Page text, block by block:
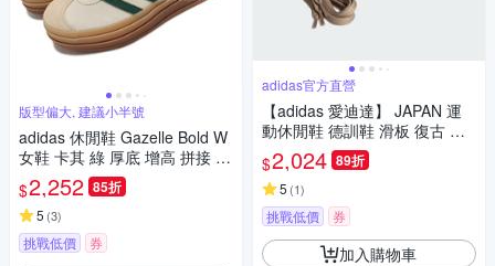
版型偏大, 建議小半號
adidas 休閒鞋 Gazelle Bold W
女鞋 卡其 綠 厚底 增高 拼接 復
古 麂皮 膠底 愛迪達 ID7056
$2,252 85折
5 (3)
挑戰低價 券
adidas官方直營
【adidas 愛迪達】 JAPAN 運
動休閒鞋 德訓鞋 滑板 復古 薄
底鞋 女鞋 - Originals JS0253
$2,024 89折
5 (1)
挑戰低價 券
加入購物車